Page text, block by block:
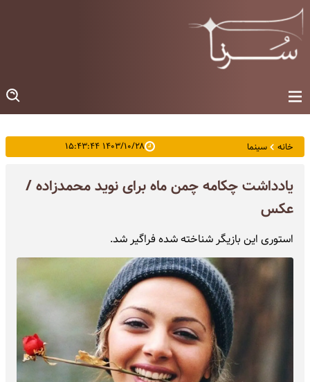
خانه سینما ۱۴۰۳/۱۰/۲۸ ۱۵:۴۳:۴۴
یادداشت چکامه چمن ماه برای نوید محمدزاده /
عکس
استوری این بازیگر شناخته شده فراگیر شد.